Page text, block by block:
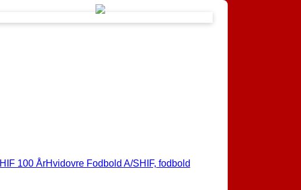
HIF 100 ÅrHvidovre Fodbold A/SHIF, fodbold